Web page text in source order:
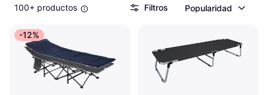
100+ productos Filtros Popularidad
-12%